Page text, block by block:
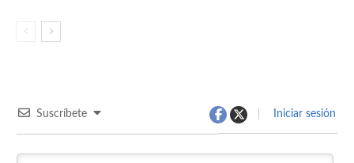
Suscríbete Iniciar sesión